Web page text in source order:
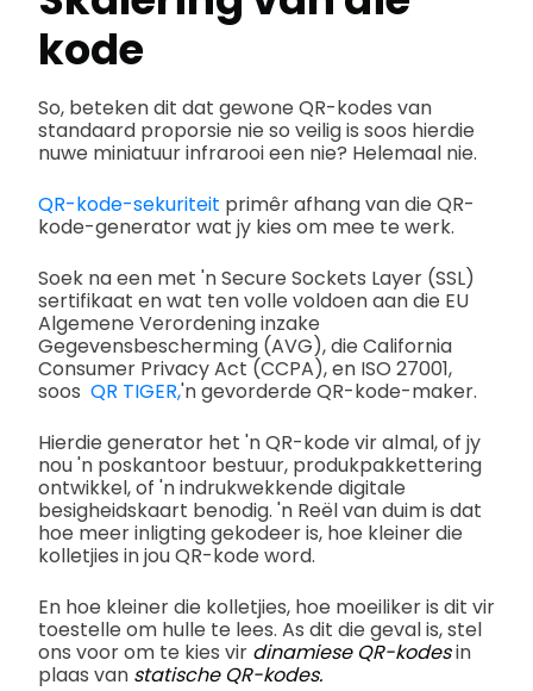
kode
So, beteken dit dat gewone QR-kodes van
standaard proporsie nie so veilig is soos hierdie
nuwe miniatuur infrarooi een nie? Helemaal nie.
QR-kode-sekuriteit primêr afhang van die QR-
kode-generator wat jy kies om mee te werk.
Soek na een met 'n Secure Sockets Layer (SSL)
sertifikaat en wat ten volle voldoen aan die EU
Algemene Verordening inzake
Gegevensbescherming (AVG), die California
Consumer Privacy Act (CCPA), en ISO 27001,
soos QR TIGER,'n gevorderde QR-kode-maker.
Hierdie generator het 'n QR-kode vir almal, of jy
nou 'n poskantoor bestuur, produkpakkettering
ontwikkel, of 'n indrukwekkende digitale
besigheidskaart benodig. 'n Reël van duim is dat
hoe meer inligting gekodeer is, hoe kleiner die
kolletjies in jou QR-kode word.
En hoe kleiner die kolletjies, hoe moeiliker is dit vir
toestelle om hulle te lees. As dit die geval is, stel
ons voor om te kies vir dinamiese QR-kodesin
plaas van statische QR-kodes.